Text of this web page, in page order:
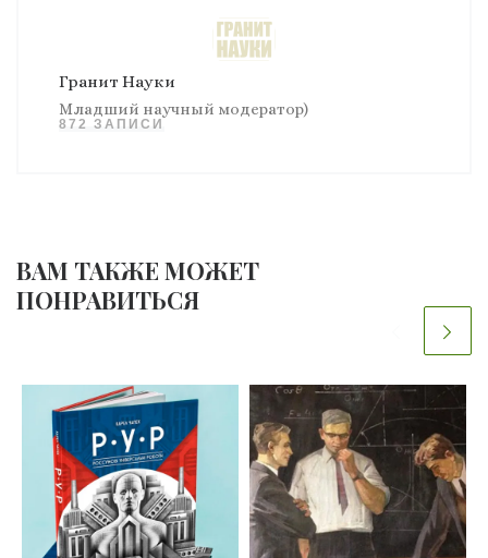
Гранит Науки
Младший научный модератор)
872 ЗАПИСИ
ВАМ ТАКЖЕ МОЖЕТ
ПОНРАВИТЬСЯ